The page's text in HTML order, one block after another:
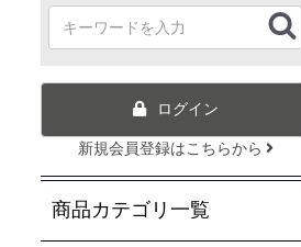
ログイン
新規会員登録はこちらから
商品カテゴリ一覧